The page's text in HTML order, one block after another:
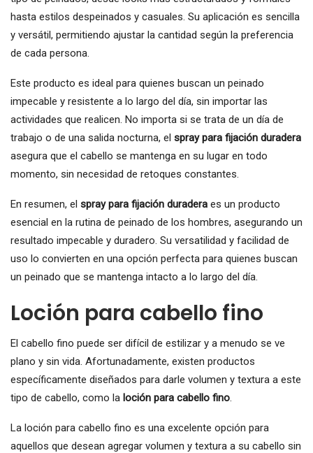
hasta estilos despeinados y casuales. Su aplicación es sencilla
y versátil, permitiendo ajustar la cantidad según la preferencia
de cada persona.
Este producto es ideal para quienes buscan un peinado
impecable y resistente a lo largo del día, sin importar las
actividades que realicen. No importa si se trata de un día de
trabajo o de una salida nocturna, el spray para fijación duradera
asegura que el cabello se mantenga en su lugar en todo
momento, sin necesidad de retoques constantes.
En resumen, el spray para fijación duradera es un producto
esencial en la rutina de peinado de los hombres, asegurando un
resultado impecable y duradero. Su versatilidad y facilidad de
uso lo convierten en una opción perfecta para quienes buscan
un peinado que se mantenga intacto a lo largo del día.
Loción para cabello fino
El cabello fino puede ser difícil de estilizar y a menudo se ve
plano y sin vida. Afortunadamente, existen productos
específicamente diseñados para darle volumen y textura a este
tipo de cabello, como la loción para cabello fino.
La loción para cabello fino es una excelente opción para
aquellos que desean agregar volumen y textura a su cabello sin